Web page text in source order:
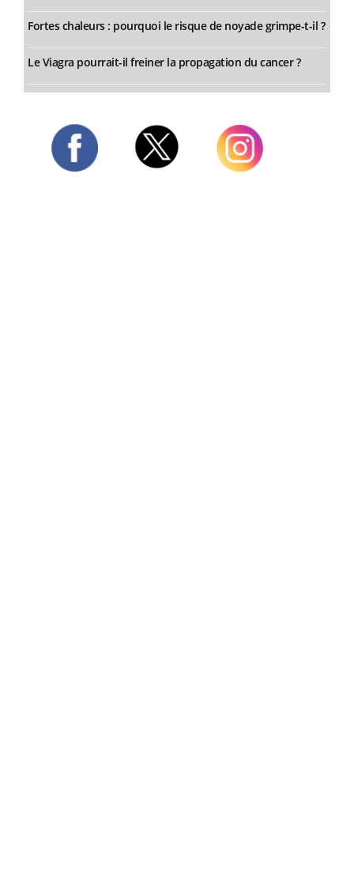
Fortes chaleurs : pourquoi le risque de noyade grimpe-t-il ?
Le Viagra pourrait-il freiner la propagation du cancer ?